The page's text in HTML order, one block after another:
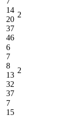
14
20
37
46
2
6
7
8
13
32
37
2
7
15